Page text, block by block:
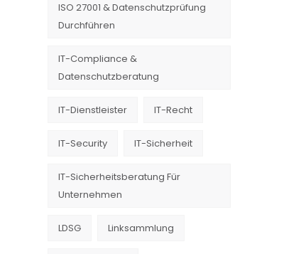
ISO 27001 & Datenschutzprüfung
Durchführen
IT-Compliance &
Datenschutzberatung
IT-Dienstleister IT-Recht
IT-Security IT-Sicherheit
IT-Sicherheitsberatung Für
Unternehmen
LDSG Linksammlung